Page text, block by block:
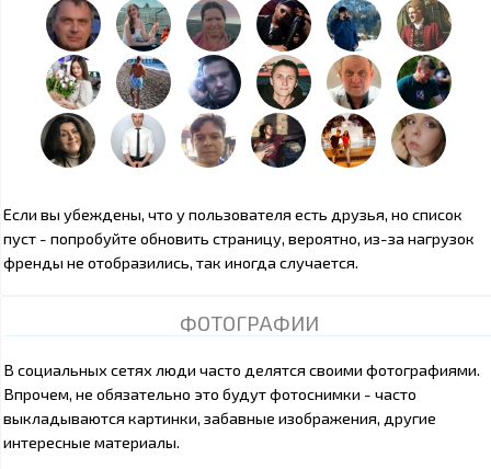
Если вы убеждены, что у пользователя есть друзья, но список
пуст - попробуйте обновить страницу, вероятно, из-за нагрузок
френды не отобразились, так иногда случается.
ФОТОГРАФИИ
В социальных сетях люди часто делятся своими фотографиями.
Впрочем, не обязательно это будут фотоснимки - часто
выкладываются картинки, забавные изображения, другие
интересные материалы.